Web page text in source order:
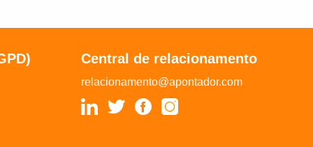
Central de relacionamento
relacionamento@apontador.com